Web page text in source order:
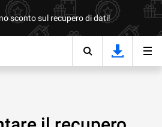
sconto sul recupero di dati!